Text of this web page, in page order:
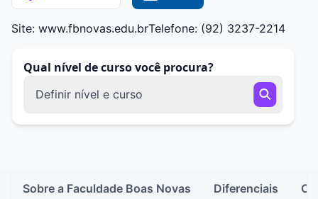
Site: www.fbnovas.edu.brTelefone: (92) 3237-2214
Qual nível de curso você procura?
Definir nível e curso
Sobre a Faculdade Boas Novas Diferenciais